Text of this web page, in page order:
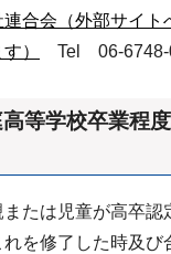
合会（外部サイト
）
Tel 06-6748-
等学校卒業程
たは児童が高卒認
を修了した時及び